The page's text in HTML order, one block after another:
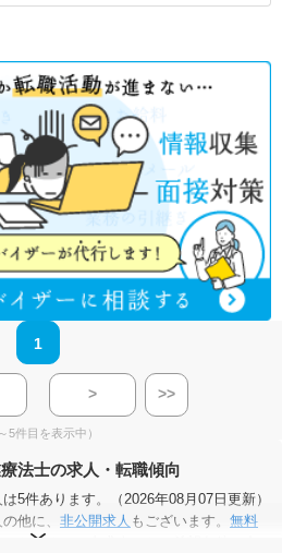
1
> >>
5件目を表示中）
法士の求人・転職傾向
5件あります。（2026年08月07日更新）
他に、 非公開求人 もございます。 無料
いただくと、全求人からご希望条件に合